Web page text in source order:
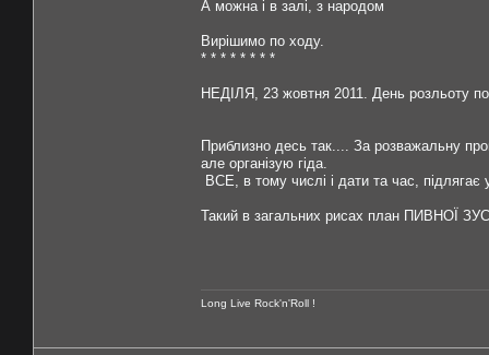
А можна і в залі, з народом
Вирішимо по ходу.
* * * * * * * *
НЕДІЛЯ, 23 жовтня 2011. День розльоту по
Приблизно десь так.... За розважальну
але організую гіда.
ВСЕ, в тому числі і дати та час,
Такий в загальних рисах план ПИВНОЇ
Long Live Rock'n'Roll !